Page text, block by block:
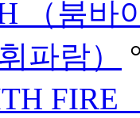
（붐바
파람）
FIRE